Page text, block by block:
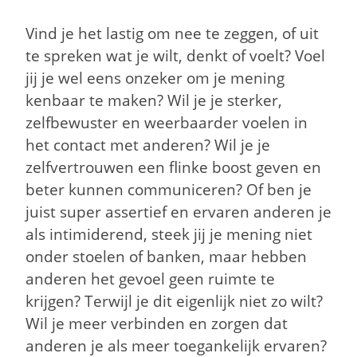
Vind je het lastig om nee te zeggen, of uit
te spreken wat je wilt, denkt of voelt? Voel
jij je wel eens onzeker om je mening
kenbaar te maken? Wil je je sterker,
zelfbewuster en weerbaarder voelen in
het contact met anderen? Wil je je
zelfvertrouwen een flinke boost geven en
beter kunnen communiceren? Of ben je
juist super assertief en ervaren anderen je
als intimiderend, steek jij je mening niet
onder stoelen of banken, maar hebben
anderen het gevoel geen ruimte te
krijgen? Terwijl je dit eigenlijk niet zo wilt?
Wil je meer verbinden en zorgen dat
anderen je als meer toegankelijk ervaren?